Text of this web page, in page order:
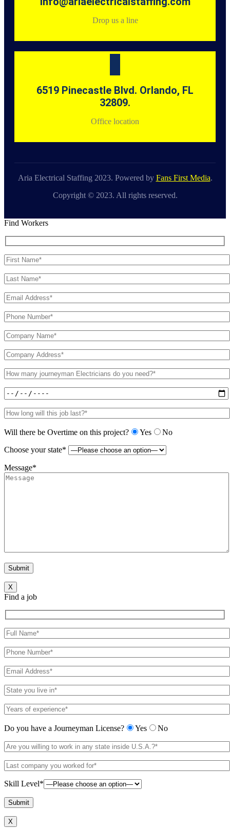
Drop us a line
6519 Pinecastle Blvd. Orlando, FL
32809.
Office location
Aria Electrical Staffing 2023. Powered by Fans First Media.
Copyright © 2023. All rights reserved.
Find Workers
Will there be Overtime on this project? Yes
No
Choose your state*
Message*
X
Find a job
Do you have a Journeyman License? Yes No
Skill Level*
X